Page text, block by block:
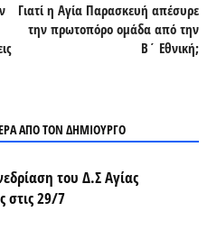
Γιατί η Αγία Παρασκευή απέσυρε
την πρωτοπόρο ομάδα από την
Β΄ Εθνική;
ΑΠΟ ΤΟΝ ΔΗΜΙΟΥΡΓΟ
του Δ.Σ Αγίας
στις 29/7